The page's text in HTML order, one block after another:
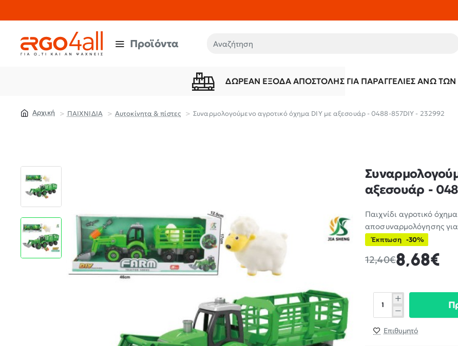
Προϊόντα Αναζήτηση
ΔΩΡΕΆΝ ΈΞΟΔΑ ΑΠΟΣΤΟΛΉΣ ΓΙΑ ΠΑΡΑΓΓΕΛΊΕΣ ΆΝΩ ΤΩΝ
ΠΑΙΧΝΙΔΙΑ Aυτοκίνητα & πίστες Συναρμολογούμενο αγροτικό όχημα DIY με αξεσουάρ - 0488-857DIY - 232992
αξεσουάρ -
Παιχνίδι αγροτικό
αποσυναρμολόγησης
Έκπτωση -30%
8,68€
12,40€
Επιθυμητό